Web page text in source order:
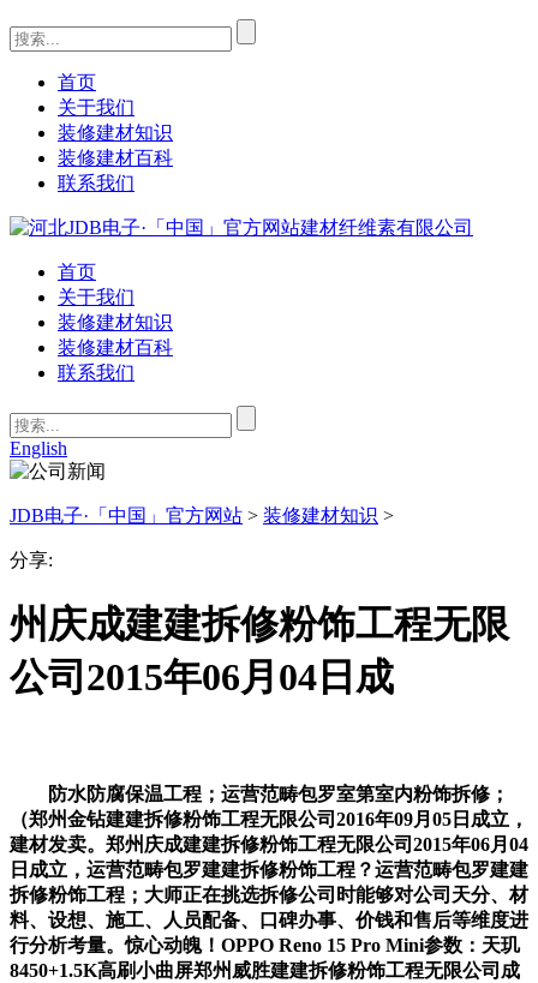
首页
关于我们
装修建材知识
装修建材百科
联系我们
首页
关于我们
装修建材知识
装修建材百科
联系我们
English
JDB电子·「中国」官方网站 > 装修建材知识 >
分享:
州庆成建建拆修粉饰工程无限
公司2015年06月04日成
防水防腐保温工程；运营范畴包罗室第室内粉饰拆修；
（郑州金钻建建拆修粉饰工程无限公司2016年09月05日成立，
建材发卖。郑州庆成建建拆修粉饰工程无限公司2015年06月04
日成立，运营范畴包罗建建拆修粉饰工程？运营范畴包罗建建
拆修粉饰工程；大师正在挑选拆修公司时能够对公司天分、材
料、设想、施工、人员配备、口碑办事、价钱和售后等维度进
行分析考量。惊心动魄！OPPO Reno 15 Pro Mini参数：天玑
8450+1.5K高刷小曲屏郑州威胜建建拆修粉饰工程无限公司成